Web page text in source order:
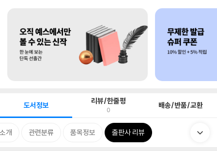
도서정보 리뷰/한줄평
0 배송/반품/교환
개 관련분류 품목정보 출판사 리뷰